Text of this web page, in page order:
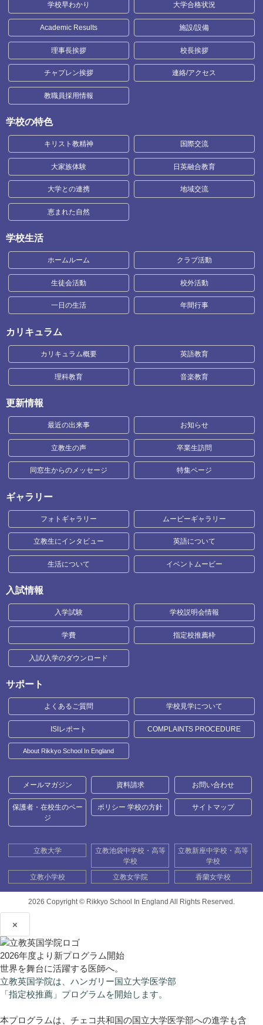
学校早わかり 大学合格状況
Academic Results 施設/設備
理事長挨拶 校長挨拶
チャプレン挨拶 連絡/アクセス
教職員採用情報
学校の特色
キリスト教精神 国際交流
大家族体験 日英融合教育
大学との連携 地域交流
恵まれた自然
学校生活
ホームルーム クラブ活動
生徒会活動 校外活動
一日の生活 年間行事
カリキュラム
カリキュラム概要 英語教育
理科教育 音楽教育
更新情報
最近の出来事 お知らせ
立教生の声 卒業生訪問
同窓生からのメッセージ 特集ページ
ギャラリー
フォトギャラリー ムービーギャラリー
立教生にインタビュー 英語について
生活について イベントムービー
入試情報
入学試験 学校説明会情報
学費 指定校推薦枠
入試/入学のダウンロード
サポート
よくあるご質問 学校見学について
ISIレポート COMPLAINTS PROCEDURE
About Rikkyo School In England
メールマガジン 資料請求 お問い合わせ
保護者・在校生のペー
ジ
ポリシー 学校の方針 サイトマップ
立教大学
立教池袋中学校・高等
学校
立教新座中学校・高等
学校
立教小学校
立教女学院 香蘭女学校
2026 Copyright © Rikkyo School In England All Rights Reserved.
×
2026年度より新プログラム開始
世界を舞台に活躍する医師へ。
立教英国学院は、ハンガリー国立大学医学部
「指定校推薦」プログラムを開始します。
本プログラムは、チェコ共和国の国立大学医学部への進学も含